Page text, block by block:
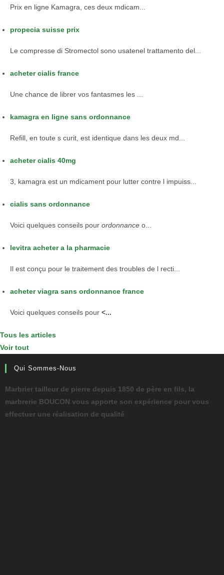
Prix en ligne Kamagra, ces deux mdicam...
propecia suisse prix
Le compresse di Stromectol sono usatenel trattamento del...
acheter cialis france
Une chance de librer vos fantasmes les
kamagra en ligne sans ordonnance
Refill, en toute s curit, est identique dans les deux md...
acheter cialis 40mg
3, kamagra est un mdicament pour lutter contre l impuiss...
cialis sans ordonnance
Voici quelques conseils pour ordonnance o...
levitra acheter a la pharmacie
Il est conçu pour le traitement des troubles de l recti...
acheter viagra sans ordonnance france
Voici quelques conseils pour <...
Tous les articles
Voir tout
Qui Sommes-Nous
Marbrier tailleur de pierre depuis 1850 de père en fils, la
marbrerie BOUCON vous apporte son expérience pour vous
effectuer une réalisation de qualité